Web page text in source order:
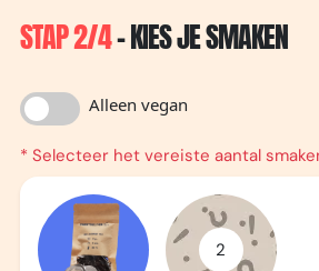
STAP 2/4- KIES JE SMAKEN
Alleen vegan
* Selecteer het vereiste aantal
2